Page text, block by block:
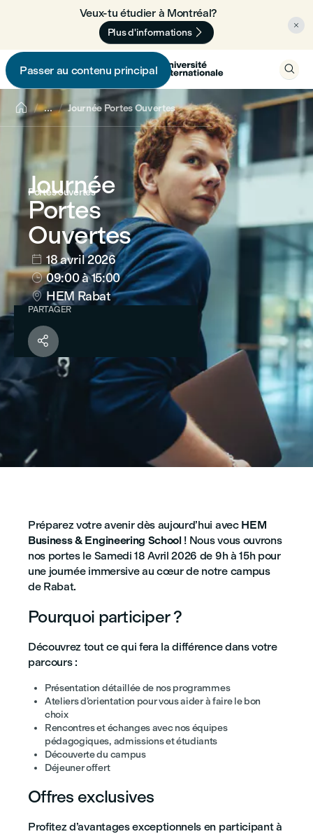
Veux-tu étudier à Montréal? 🇨🇦
Plus d'informations

Passer au contenu principal
 
 ... Journée Portes Ouvertes
Portes ouvertes
Journée
Portes
Ouvertes
 18 avril 2026
 09:00à 15:00
 HEM Rabat
PARTAGER

Préparez votre avenir dès aujourd’hui avec HEM
Business & Engineering School! Nous vous ouvrons
nos portes le Samedi 18 Avril 2026 de 9h à 15h pour
une journée immersive au cœur de notre campus
de Rabat.
Pourquoi participer ?
Découvrez tout ce qui fera la différence dans votre
parcours :
Présentation détaillée de nos programmes
Ateliers d’orientation pour vous aider à faire le bon
choix
Rencontres et échanges avec nos équipes
pédagogiques, admissions et étudiants
Découverte du campus
Déjeuner offert
Offres exclusives
Profitez d’avantages exceptionnels en participant à